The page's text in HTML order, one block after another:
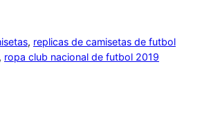
, replicas de camisetas de futbol
ropa club nacional de futbol 2019